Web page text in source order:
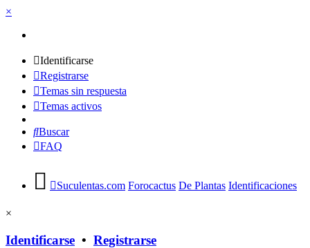
×
Identificarse
Registrarse
Temas sin respuesta
Temas activos
Buscar
FAQ
Suculentas.com Forocactus De Plantas Identificaciones
×
Identificarse • Registrarse